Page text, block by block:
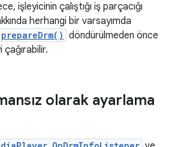
işleyicinin çalıştığı iş parçacığı
herhangi bir varsayımda
prepareDrm() döndürülmeden önce
olarak ayarlama